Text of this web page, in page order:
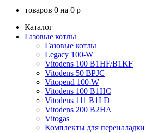
товаров 0 на 0 p
Каталог
Газовые котлы
Газовые котлы
Legacy 100-W
Vitodens 100 B1HF/B1KF
Vitodens 50 BPJC
Vitopend 100-W
Vitodens 100 B1HC
Vitodens 111 B1LD
Vitodens 200 B2HA
Vitogas
Комплекты для переналадки